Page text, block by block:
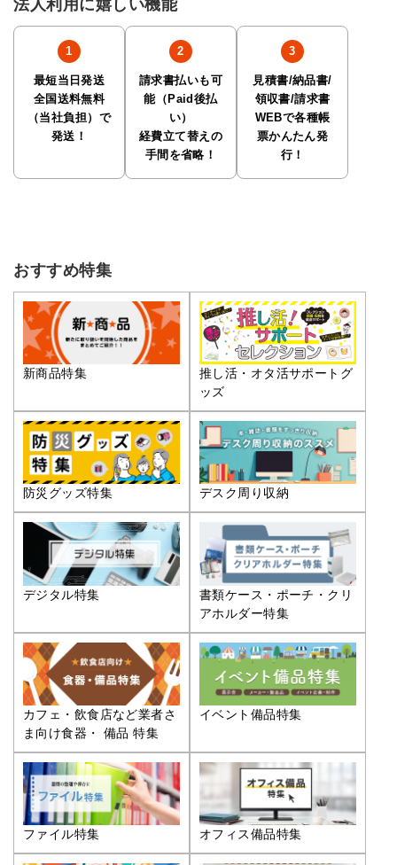
法人利用に嬉しい機能
最短当日発送
全国送料無料
（当社負担）で
発送！
請求書払いも可
能（Paid後払
い）
経費立て替えの
手間を省略！
見積書/納品書/
領収書/請求書
WEBで各種帳
票かんたん発
行！
おすすめ特集
新商品特集
推し活・オタ活サポートグ
ッズ
防災グッズ特集 デスク周り収納
デジタル特集
書類ケース・ポーチ・クリ
アホルダー特集
カフェ・飲食店など業者さ
ま向け食器・ 備品 特集
イベント備品特集
ファイル特集 オフィス備品特集